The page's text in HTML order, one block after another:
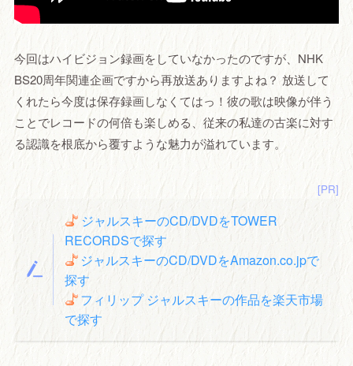
今回はハイビジョン録画をしていなかったのですが、NHK
BS20周年関連企画ですから再放送ありますよね？ 放送して
くれたら今度は保存録画しなくてはっ！彼の歌は映像が伴う
ことでレコードの何倍も楽しめる、従来の私達の古楽に対す
る認識を根底から覆すような魅力が溢れています。
[PR]
ジャルスキーのCD/DVDをTOWER
RECORDSで探す
ジャルスキーのCD/DVDをAmazon.co.jpで
探す
フィリップ ジャルスキーの作品を楽天市場
で探す